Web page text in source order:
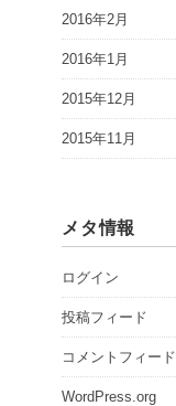
2016年2月
2016年1月
2015年12月
2015年11月
メタ情報
ログイン
投稿フィード
コメントフィード
WordPress.org